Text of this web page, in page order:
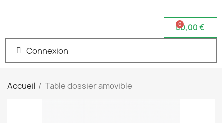
0,00 €
Connexion
Accueil Table dossier amovible